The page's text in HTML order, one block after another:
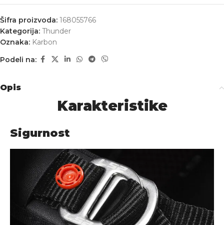
Šifra proizvoda: 168055766
Kategorija: Thunder
Oznaka: Karbon
Podeli na:
Opis
Karakteristike
Sigurnost